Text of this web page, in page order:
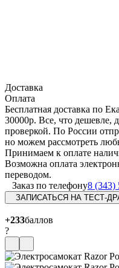
Доставка
Оплата
Бесплатная доставка по
30000р. Все, что дешевле,
проверкой. По России
но можем рассмотреть
Принимаем к оплате
Возможна оплата
переводом.
Заказ по телефону8 (343)
ЗАПИСАТЬСЯ НА ТЕСТ-
+233баллов
?